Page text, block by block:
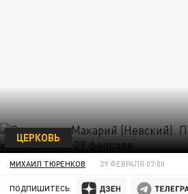
ЦЕРКОВЬ
МИХАИЛ ТЮРЕНКОВ 29 ФЕВРАЛЯ 07:00
ПОДПИШИТЕСЬ: